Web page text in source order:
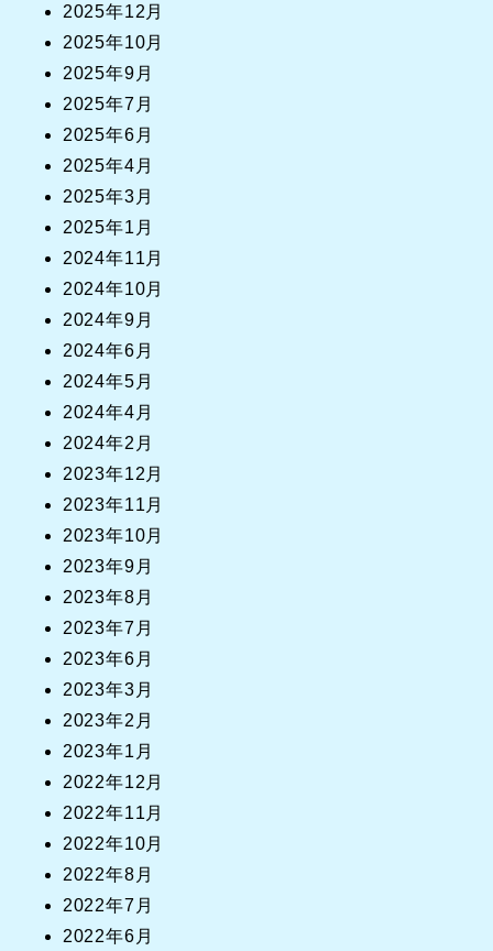
2025年12月
2025年10月
2025年9月
2025年7月
2025年6月
2025年4月
2025年3月
2025年1月
2024年11月
2024年10月
2024年9月
2024年6月
2024年5月
2024年4月
2024年2月
2023年12月
2023年11月
2023年10月
2023年9月
2023年8月
2023年7月
2023年6月
2023年3月
2023年2月
2023年1月
2022年12月
2022年11月
2022年10月
2022年8月
2022年7月
2022年6月